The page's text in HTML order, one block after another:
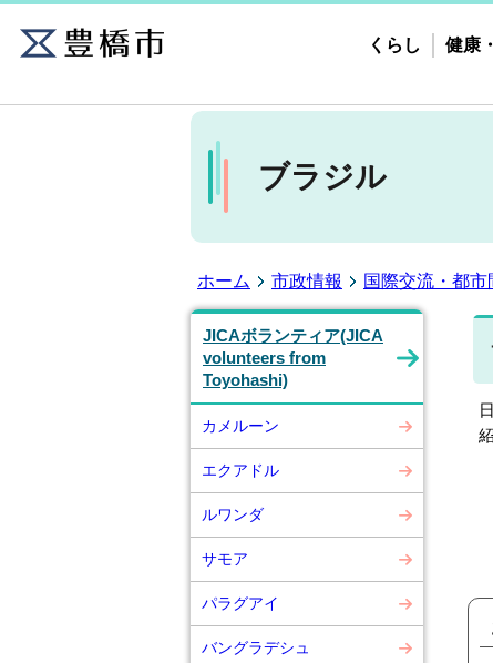
くらし 健康
ブラジル
ホーム 市政情報 国際交流・都市
JICAボランティア(JICA
volunteers from
Toyohashi)
カメルーン
エクアドル
ルワンダ
サモア
パラグアイ
バングラデシュ